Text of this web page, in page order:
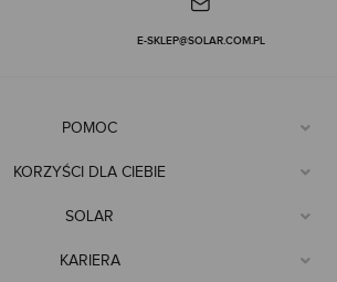
E-SKLEP@SOLAR.COM.PL
POMOC
KORZYŚCI DLA CIEBIE
SOLAR
KARIERA